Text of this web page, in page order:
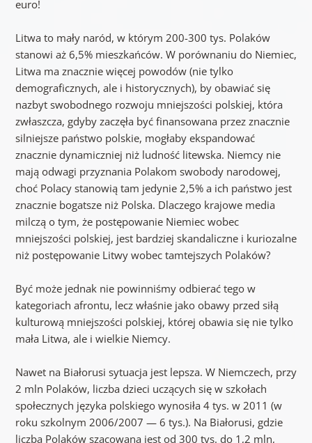
euro!
Litwa to mały naród, w którym 200-300 tys. Polaków
stanowi aż 6,5% mieszkańców. W porównaniu do Niemiec,
Litwa ma znacznie więcej powodów (nie tylko
demograficznych, ale i historycznych), by obawiać się
nazbyt swobodnego rozwoju mniejszości polskiej, która
zwłaszcza, gdyby zaczęła być finansowana przez znacznie
silniejsze państwo polskie, mogłaby ekspandować
znacznie dynamiczniej niż ludność litewska. Niemcy nie
mają odwagi przyznania Polakom swobody narodowej,
choć Polacy stanowią tam jedynie 2,5% a ich państwo jest
znacznie bogatsze niż Polska. Dlaczego krajowe media
milczą o tym, że postępowanie Niemiec wobec
mniejszości polskiej, jest bardziej skandaliczne i kuriozalne
niż postępowanie Litwy wobec tamtejszych Polaków?
Być może jednak nie powinniśmy odbierać tego w
kategoriach afrontu, lecz właśnie jako obawy przed siłą
kulturową mniejszości polskiej, której obawia się nie tylko
mała Litwa, ale i wielkie Niemcy.
Nawet na Białorusi sytuacja jest lepsza. W Niemczech, przy
2 mln Polaków, liczba dzieci uczących się w szkołach
społecznych języka polskiego wynosiła 4 tys. w 2011 (w
roku szkolnym 2006/2007 — 6 tys.). Na Białorusi, gdzie
liczba Polaków szacowana jest od 300 tys. do 1,2 mln,